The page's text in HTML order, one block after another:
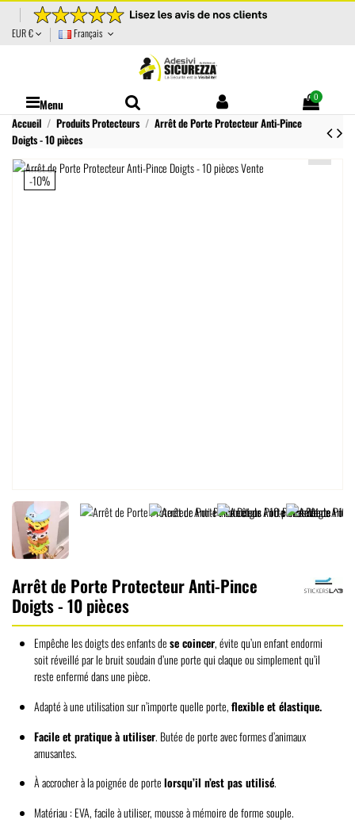
EUR € Français
Menu 0
Accueil Produits Protecteurs
Arrêt de Porte Protecteur Anti-Pince
Doigts - 10 pièces
-10%
Arrêt de Porte Protecteur Anti-Pince
Doigts - 10 pièces
Empêche les doigts des enfants dese coincer, évite qu’un enfant endormi
soit réveillé par le bruit soudain d’une porte qui claque ou simplement qu’il
reste enfermé dans une pièce.
Adapté à une utilisation sur n’importe quelle porte,flexible et élastique.
Facile et pratique à utiliser. Butée de porte avec formes d’animaux
amusantes.
À accrocher à la poignée de portelorsqu’il n’est pas utilisé.
Matériau : EVA, facile à utiliser, mousse à mémoire de forme souple.